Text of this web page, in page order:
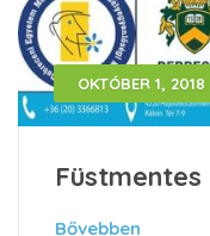
OKTÓBER 1, 2018
Füstmentes
Bővebben